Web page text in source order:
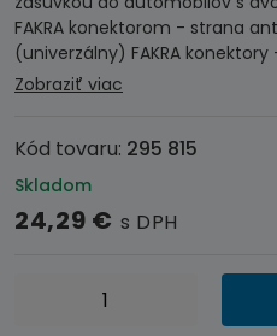
FAKRA konektorom - strana
(univerzálny) FAKRA
Zobraziť viac
Kód tovaru: 295 815
Skladom
24,29 € s DPH
množstvo